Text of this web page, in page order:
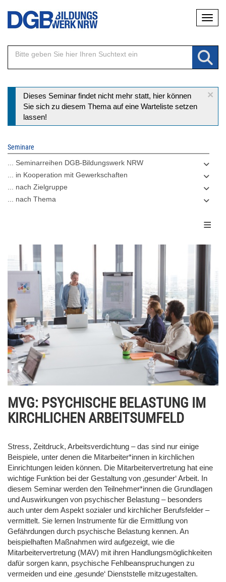
Direkt
Inhalt
×
Statusmeldung
Dieses Seminar findet nicht mehr statt, hier können
Sie sich zu diesem Thema auf eine Warteliste setzen
lassen!
Seminare
... Seminarreihen DGB-Bildungswerk NRW
... in Kooperation mit Gewerkschaften
... nach Zielgruppe
... nach Thema
MVG: PSYCHISCHE BELASTUNG IM
KIRCHLICHEN ARBEITSUMFELD
Stress, Zeitdruck, Arbeitsverdichtung – das sind nur einige
Beispiele, unter denen die Mitarbeiter*innen in kirchlichen
Einrichtungen leiden können. Die Mitarbeitervertretung hat eine
wichtige Funktion bei der Gestaltung von ‚gesunder‘ Arbeit. In
diesem Seminar werden den Teilnehmer*innen die Grundlagen
und Auswirkungen von psychischer Belastung – besonders
auch unter dem Aspekt sozialer und kirchlicher Berufsfelder –
vermittelt. Sie lernen Instrumente für die Ermittlung von
Gefährdungen durch psychische Belastung kennen. An
beispielhaften Maßnahmen wird aufgezeigt, wie die
Mitarbeitervertretung (MAV) mit ihren Handlungsmöglichkeiten
dafür sorgen kann, psychische Fehlbeanspruchungen zu
vermeiden und eine ‚gesunde‘ Dienststelle mitzugestalten.